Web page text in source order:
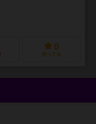
0
持ってる